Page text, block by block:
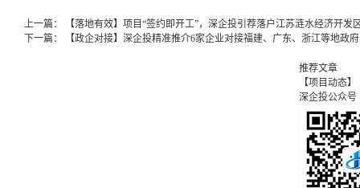
上一篇：
【落地有效】项目“签约即开工”，深企投引荐落户江苏涟水经济开发
下一篇：
【政企对接】深企投精准推介6家企业对接福建、广东、浙江等地政府
推荐文章
【项目动态
深企投公众号